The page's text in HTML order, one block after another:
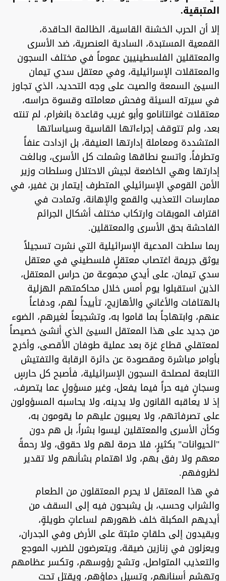
المتبقية.
إلا أن الحرب الخشنة القاسية، الظالمة الحاقدة،
القمعية المستبدة، السادية العنصرية، ضد الأسرى
والمعتقلين الفلسطينيين عموماً في مختلف السجون
والمعتقلات الإسرائيلية، وفي معتقل سدي تيمان
السيئ السمعة والصيت على وجه التحديد، الذي تجاوز
في سيرته السيئة وفحش معاملته وقسوة حراسه،
معتقلات غوانتانامو وأبو غريب وقاعدة بانغرام، لم تنته
بعد، ولم تتوقف إجراءاتها القاسية وسياساتها
المتشددة ومعاملة إدارتها العنيفة، بل ازدادت عنفاً
وتطرفاً، واتسع نطاقها وشملت كل الأسرى، وبالغت
إدارتها وهي الخاضعة لجيش الاحتلال وسلطات وزير
الأمن القومي الإسرائيلي المتطرف إيتمار بن غفير، في
ممارسات التعذيب والقمع والإهانة، وتمادت في
اقتراف الموبقات وارتكاب مختلف أشكال الجرائم
الفاحشة بحق الأسرى والمعتقلين.
ربما سلطت المدعية الإسرائيلية التي نشرت تسجيلاً
يوثق جريمة اغتصاب معتقلٍ فلسطيني في معتقل
سدي تيمان، على أيدي مجموعة من حراس المعتقل،
الذين استقبلوا يوم أمس خلال محاكمتهم الهزلية
بالهتافات والأغاني والأهازيج، تأييداً لهم، ودفاعاً
عنهم، وابتهاجاً بما قاموا به، وتشجيعاً لغيرهم، الضوء
من جديد على هذا المعتقل السيئ الذي أنشئ خصيصاً
لمعتقلي قطاع غزة بعد عملية طوفان الأقصى، وأخرج
بأوامر مباشرة ومقصودة عن دائرة الرقابة والتفتيش
التابعة لمصلحة السجون الإسرائيلية، فأصبح كل حارسٍ
وسجانٍ فيه حراً فيما يفعل، وغير مسؤولٍ عما يتصرف،
إذ لا يعاقبه القانون ولا يدينه، ولا يحاسبه المسؤولون
على تصرفاتهم، ولا يعيبون عليهم ما يقومون به،
وكأن الأسرى والمعتقلين ليسوا بشراً، بل هم دون
"الحيوانات" بكثيرٍ، فلا حرمة لهم ولا حقوق، ولا رحمةً
معهم ولا رفق بهم، ولا اهتمام بشأنهم ولا تقدير
لظروفهم.
في هذا المعتقل لا يحرم المعتقلون من الطعام
والشراب وحسب، بل يشبحون فيه إلى السقف من
أيديهم المكبلة خلف ظهورهم لساعاتٍ طويلةٍ،
ويقيدون إلى حلقاتٍ مثبتة على الأرض وفي الجدران،
ويعزلون في زنازين ضيقة، ويتعرضون للضرب الموجع
والتعذيب المتواصل، وتشج رؤوسهم، وتكسر عظامهم
وتهشم أسنانهم، وتسيل دماؤهم، ويقتل تحت